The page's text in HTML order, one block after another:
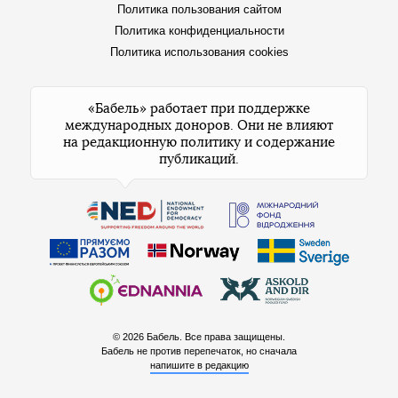
Политика пользования сайтом
Политика конфиденциальности
Политика использования cookies
«Бабель» работает при поддержке
международных доноров. Они не влияют
на редакционную политику и содержание
публикаций.
© 2026 Бабель. Все права защищены.
Бабель не против перепечаток, но сначала
напишите в редакцию